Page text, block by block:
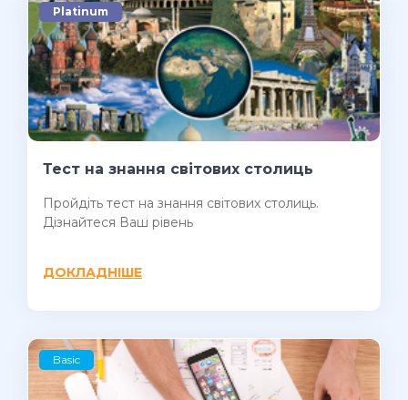
Platinum
Тест на знання світових столиць
Пройдіть тест на знання світових столиць.
Дізнайтеся Ваш рівень
ДОКЛАДНІШЕ
Basic